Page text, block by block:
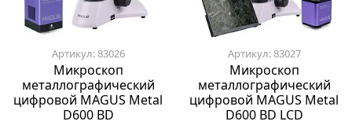
Артикул: 83026
Микроскоп
металлографический
цифровой MAGUS Metal
D600 BD
Артикул: 83027
Микроскоп
металлографический
цифровой MAGUS Metal
D600 BD LCD